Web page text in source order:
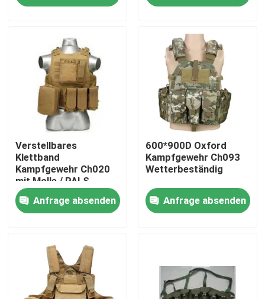
Über uns
Werksbesichtigung
Qualitätskontrolle
Neuigkeiten
Militärische taktische Abnutzung
Militärische taktische kugelsichere Weste
Verstellbares
Klettband
Kampfgewehr Ch020
mit Molle / PALS
System
Anfrage absenden
600*900D Oxford
Kampfgewehr Ch093
Wetterbeständig
Anfrage absenden